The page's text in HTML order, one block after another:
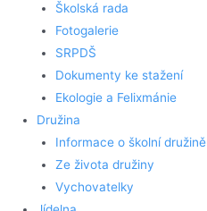
Školská rada
Fotogalerie
SRPDŠ
Dokumenty ke stažení
Ekologie a Felixmánie
Družina
Informace o školní družině
Ze života družiny
Vychovatelky